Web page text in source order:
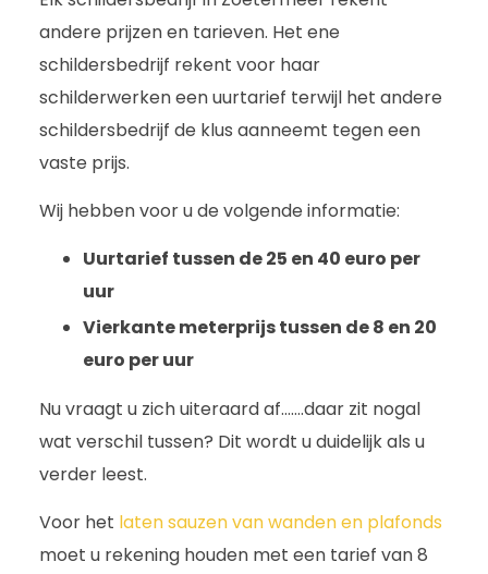
andere prijzen en tarieven. Het ene
schildersbedrijf rekent voor haar
schilderwerken een uurtarief terwijl het andere
schildersbedrijf de klus aanneemt tegen een
vaste prijs.
Wij hebben voor u de volgende informatie:
Uurtarief tussen de 25 en 40 euro per
uur
Vierkante meterprijs tussen de 8 en 20
euro per uur
Nu vraagt u zich uiteraard af…….daar zit nogal
wat verschil tussen? Dit wordt u duidelijk als u
verder leest.
Voor het laten sauzen van wanden en plafonds
moet u rekening houden met een tarief van 8